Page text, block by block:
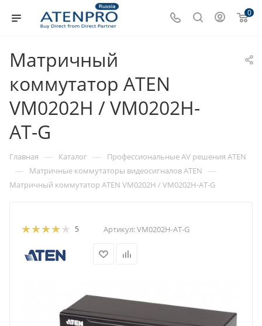
0
Матричный
коммутатор ATEN
VM0202H / VM0202H-
AT-G
Главная — Каталог — Профессиональные AV решения ATEN
— Матричные коммутаторы видеосигналов ATEN —
Матричный коммутатор ATEN VM0202H / VM0202H-AT-G
5 Артикул:VM0202H-AT-G